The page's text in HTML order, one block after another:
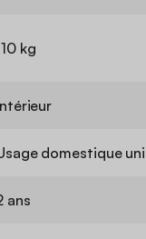
kg
domestique
ans